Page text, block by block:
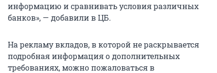
информацию и сравнивать условия различных
банков», — добавили в ЦБ.
На рекламу вкладов, в которой не раскрывается
подробная информация о дополнительных
требованиях, можно пожаловаться в